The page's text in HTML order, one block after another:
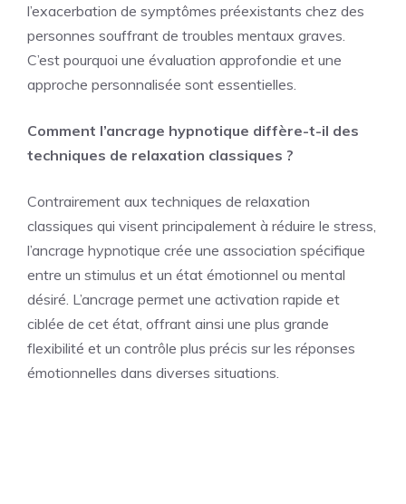
l’exacerbation de symptômes préexistants chez des
personnes souffrant de troubles mentaux graves.
C’est pourquoi une évaluation approfondie et une
approche personnalisée sont essentielles.
Comment l’ancrage hypnotique diffère-t-il des
techniques de relaxation classiques ?
Contrairement aux techniques de relaxation
classiques qui visent principalement à réduire le stress,
l’ancrage hypnotique crée une association spécifique
entre un stimulus et un état émotionnel ou mental
désiré. L’ancrage permet une activation rapide et
ciblée de cet état, offrant ainsi une plus grande
flexibilité et un contrôle plus précis sur les réponses
émotionnelles dans diverses situations.